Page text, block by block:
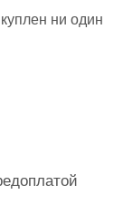
ни один